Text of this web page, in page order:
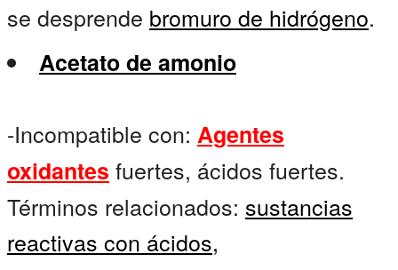
se desprende bromuro de hidrógeno.
Acetato de amonio
-Incompatible con: Agentes
oxidantes fuertes, ácidos fuertes.
Términos relacionados: sustancias
reactivas con ácidos,